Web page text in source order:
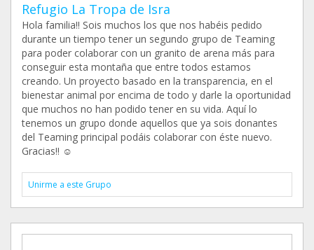
Refugio La Tropa de Isra
Hola familia!! Sois muchos los que nos habéis pedido
durante un tiempo tener un segundo grupo de Teaming
para poder colaborar con un granito de arena más para
conseguir esta montaña que entre todos estamos
creando. Un proyecto basado en la transparencia, en el
bienestar animal por encima de todo y darle la oportunidad
que muchos no han podido tener en su vida. Aquí lo
tenemos un grupo donde aquellos que ya sois donantes
del Teaming principal podáis colaborar con éste nuevo.
Gracias!! ☺️
Unirme a este Grupo